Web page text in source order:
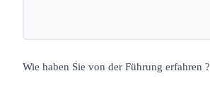
Wie haben Sie von der Führung erfahren ?